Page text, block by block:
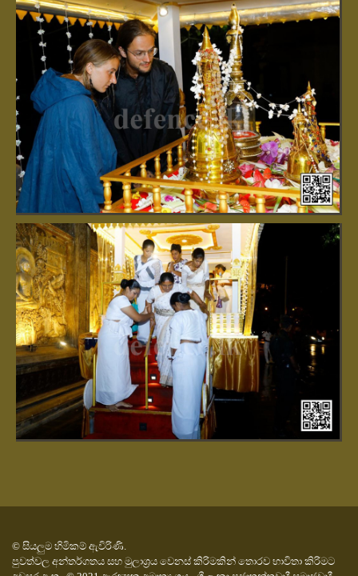
© සියලුම හිමිකම් ඇවිරිණි.
පුවත්වල අන්තර්ගතය සහ මුලාශ්‍රය වෙනස් කිරිමකින් තොරව භාවිතා කිරිමට